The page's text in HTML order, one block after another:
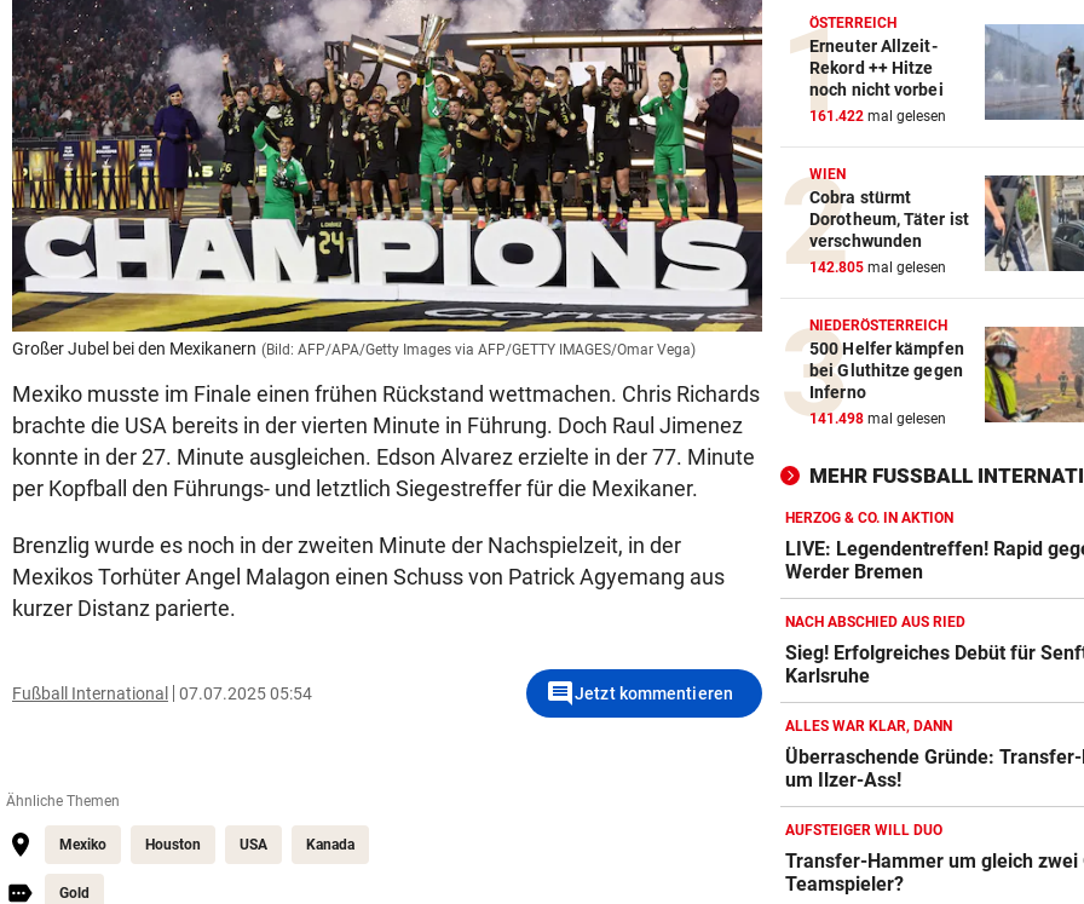
Großer Jubel bei den Mexikanern (Bild: AFP/APA/Getty Images via AFP/GETTY IMAGES/Omar Vega)
Mexiko musste im Finale einen frühen Rückstand wettmachen. Chris Richards
brachte die USA bereits in der vierten Minute in Führung. Doch Raul Jimenez
konnte in der 27. Minute ausgleichen. Edson Alvarez erzielte in der 77. Minute
per Kopfball den Führungs- und letztlich Siegestreffer für die Mexikaner.
Brenzlig wurde es noch in der zweiten Minute der Nachspielzeit, in der
Mexikos Torhüter Angel Malagon einen Schuss von Patrick Agyemang aus
kurzer Distanz parierte.
Fußball International 07.07.2025 05:54 commentJetzt kommentieren
Ähnliche Themen
Mexiko Houston USA Kanada
Gold
ÖSTERREICH
Erneuter Allzeit-
Rekord ++ Hitze
noch nicht vorbei
161.422 mal gelesen
WIEN
Cobra stürmt
Dorotheum, Täter ist
verschwunden
142.805 mal gelesen
NIEDERÖSTERREICH
500 Helfer kämpfen
bei Gluthitze gegen
Inferno
141.498 mal gelesen
MEHR FUSSBALL
HERZOG & CO. IN AKTION
LIVE: Legendentreffen! Rapid
Werder Bremen
NACH ABSCHIED AUS RIED
Sieg! Erfolgreiches Debüt für
Karlsruhe
ALLES WAR KLAR, DANN
Überraschende Gründe:
um Ilzer-Ass!
AUFSTEIGER WILL DUO
Transfer-Hammer um gleich zwei
Teamspieler?